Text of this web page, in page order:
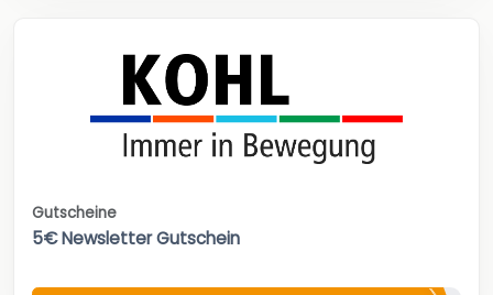
Gutscheine
5€ Newsletter Gutschein